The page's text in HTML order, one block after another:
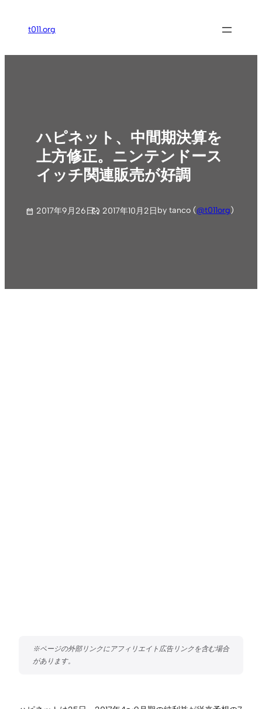
ス
t011.org
ハピネット、中間期決算を
上方修正。ニンテンドース
イッチ関連販売が好調
2017年9月26日 2017年10月2日by tanco (@t011org)